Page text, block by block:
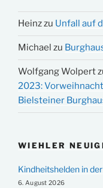
Heinzzu Unfall auf
Michael zu
Wolfgang Wolpert
2023:
Bielsteiner
WIEHLER
Kindheitshelden in
6. August 2026